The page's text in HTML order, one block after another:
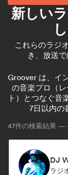
新しい
これらのラジ
き、放送
Groover は、イ
の音楽プロ（
ト）とつなぐ音
7日以内の
47件の検索結果 —
DJ
ラジ